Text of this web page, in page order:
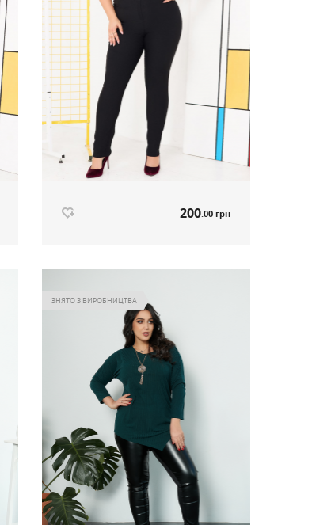
200.00 грн
Штани чорний артикул 551
Немає в наявності
ЗНЯТО З ВИРОБНИЦТВА